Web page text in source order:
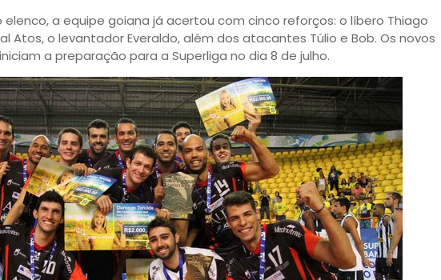
elenco, a equipe goiana já acertou com cinco reforços: o líbero Thiago
Atos, o levantador Everaldo, além dos atacantes Túlio e Bob. Os novos
a preparação para a Superliga no dia 8 de julho.